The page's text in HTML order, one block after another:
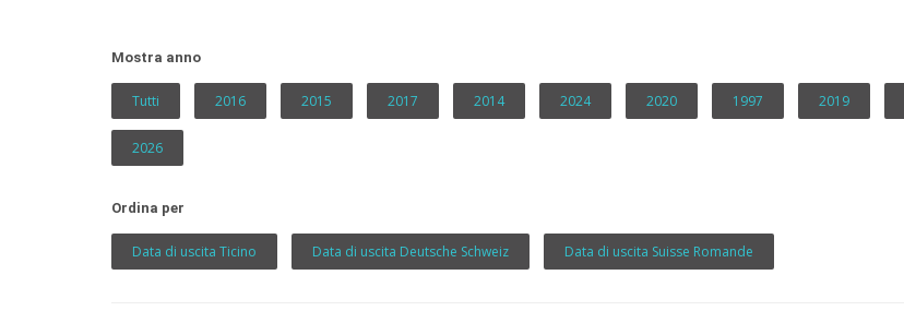
Mostra anno
Tutti 2016 2015 2017 2014 2024 2020 1997 2019
2026
Ordina per
Data di uscita Ticino Data di uscita Deutsche Schweiz Data di uscita Suisse Romande